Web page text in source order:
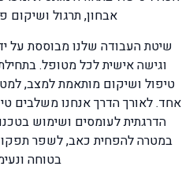
אבחון, תרגול ושיקום
שיטת העבודה שלנו מבוססת על
וגישה אישית לכל מטופל.
טיפול ושיקום מותאמת למצב,
אחד. לאורך הדרך אנחנו משלבים
הדרגתית לעומסים ושימוש
במטרה להפחית כאב, לשפר
בטוחה